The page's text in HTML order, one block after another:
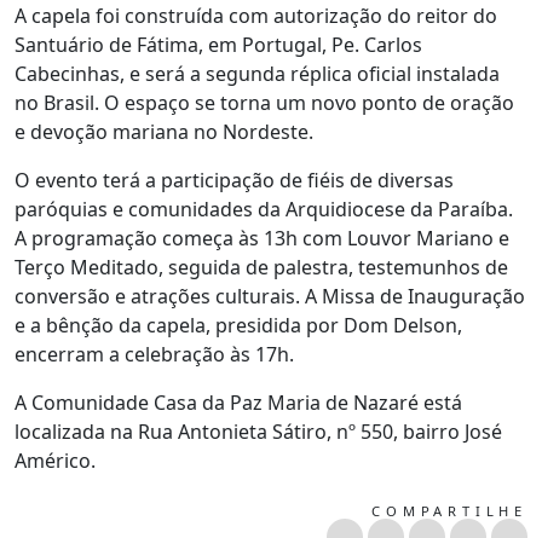
A capela foi construída com autorização do reitor do
Santuário de Fátima, em Portugal, Pe. Carlos
Cabecinhas, e será a segunda réplica oficial instalada
no Brasil. O espaço se torna um novo ponto de oração
e devoção mariana no Nordeste.
O evento terá a participação de fiéis de diversas
paróquias e comunidades da Arquidiocese da Paraíba.
A programação começa às 13h com Louvor Mariano e
Terço Meditado, seguida de palestra, testemunhos de
conversão e atrações culturais. A Missa de Inauguração
e a bênção da capela, presidida por Dom Delson,
encerram a celebração às 17h.
A Comunidade Casa da Paz Maria de Nazaré está
localizada na Rua Antonieta Sátiro, nº 550, bairro José
Américo.
COMPARTILHE